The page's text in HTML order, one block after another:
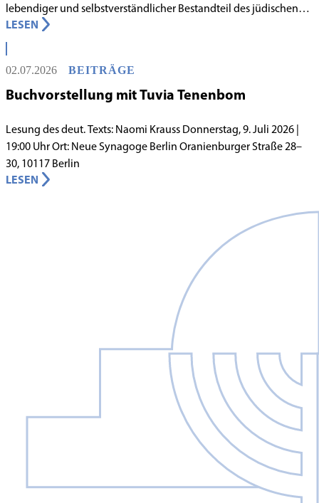
lebendiger und selbstverständlicher Bestandteil des jüdischen
Lebens in Berlin gilt, begann in den 1980er-Jahren unter
schwierigen Voraussetzungen. Vor dem Hintergrund eines
innergemeindlichen Wandels entstand bereits 1983 die Idee, eine
jüdische Grundschule zu gründen.
LESEN
02.07.2026 BEITRÄGE
Buchvorstellung mit Tuvia Tenenbom
Lesung des deut. Texts: Naomi Krauss Donnerstag, 9. Juli 2026 |
19:00 Uhr Ort: Neue Synagoge Berlin Oranienburger Straße 28–
30, 10117 Berlin
LESEN